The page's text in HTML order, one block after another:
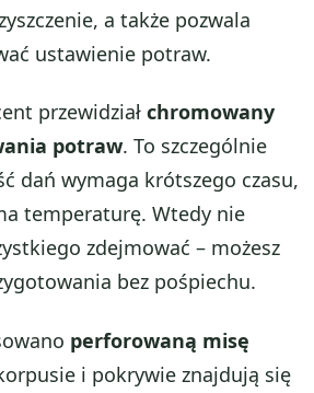
a także pozwala
ustawienie potraw.
przewidział chromowany
potraw. To szczególnie
dań wymaga krótszego czasu,
temperaturę. Wtedy nie
zdejmować – możesz
bez pośpiechu.
perforowaną misę
i pokrywie znajdują się